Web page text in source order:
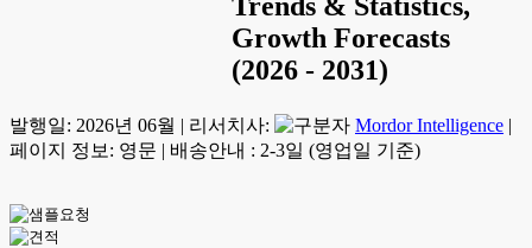
Growth Forecasts
(2026 - 2031)
발행일: 2026년 06월 | 리서치사: Mordor Intelligence |
페이지 정보: 영문 | 배송안내 : 2-3일 (영업일 기준)